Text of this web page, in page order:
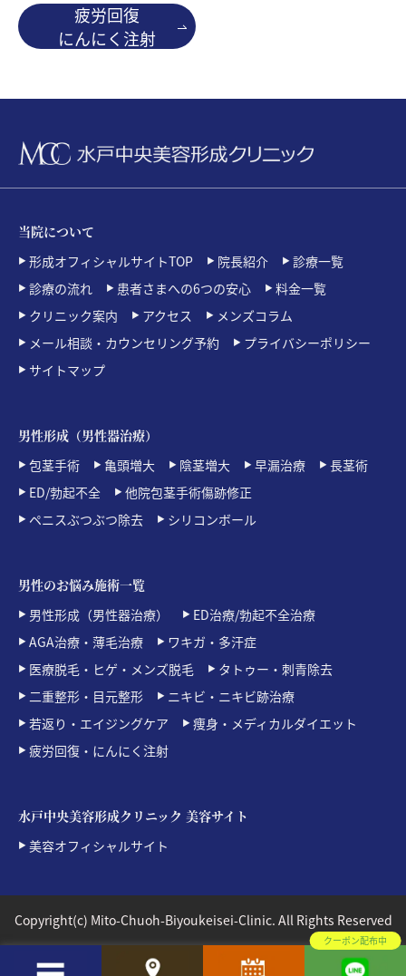
疲労回復
にんにく注射
当院について
形成オフィシャルサイトTOP
院長紹介
診療一覧
診療の流れ
患者さまへの6つの安心
料金一覧
クリニック案内
アクセス
メンズコラム
メール相談・カウンセリング予約
プライバシーポリシー
サイトマップ
男性形成（男性器治療）
包茎手術
亀頭増大 陰茎増大 早漏治療
長茎術
ED/勃起不全
他院包茎手術傷跡修正
ペニスぶつぶつ除去
シリコンボール
男性のお悩み施術一覧
男性形成（男性器治療）
ED治療/勃起不全治療
AGA治療・薄毛治療
ワキガ・多汗症
医療脱毛・ヒゲ・メンズ脱毛
タトゥー・刺青除去
二重整形・目元整形
ニキビ・ニキビ跡治療
若返り・エイジングケア
痩身・メディカルダイエット
疲労回復・にんにく注射
水戸中央美容形成クリニック 美容サイト
美容オフィシャルサイト
Copyright(c) Mito-Chuoh-Biyoukeisei-Clinic. All Rights Reserved